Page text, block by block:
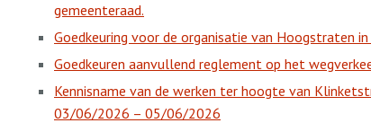
gemeenteraad.
Goedkeuring voor de organisatie van Hoogstraten
Goedkeuren aanvullend reglement op het
Kennisname van de werken ter hoogte van
03/06/2026 – 05/06/2026